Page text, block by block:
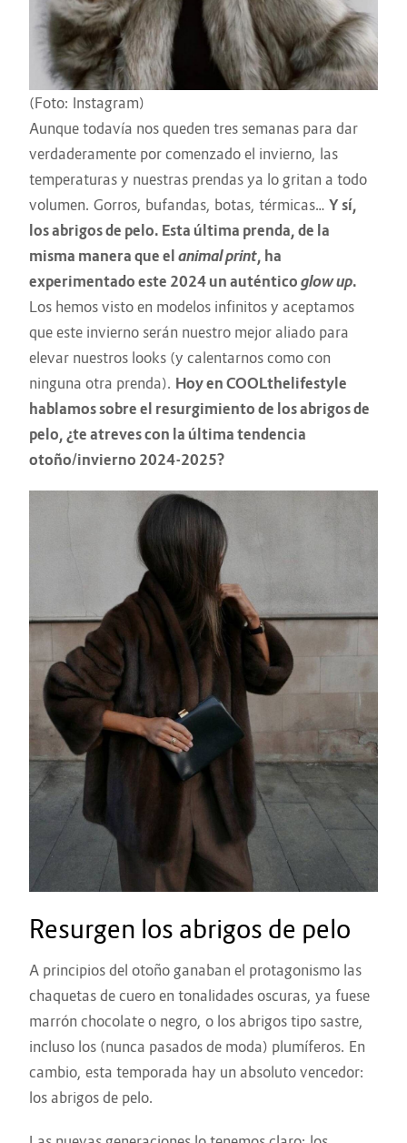
(Foto: Instagram)
Aunque todavía nos queden tres semanas para dar
verdaderamente por comenzado el invierno, las
temperaturas y nuestras prendas ya lo gritan a todo
volumen. Gorros, bufandas, botas, térmicas… Y sí,
los abrigos de pelo. Esta última prenda, de la
misma manera que el animal print, ha
experimentado este 2024 un auténtico glow up.
Los hemos visto en modelos infinitos y aceptamos
que este invierno serán nuestro mejor aliado para
elevar nuestros looks (y calentarnos como con
ninguna otra prenda). Hoy en COOLthelifestyle
hablamos sobre el resurgimiento de los abrigos de
pelo, ¿te atreves con la última tendencia
otoño/invierno 2024-2025?
Resurgen los abrigos de pelo
A principios del otoño ganaban el protagonismo las
chaquetas de cuero en tonalidades oscuras, ya fuese
marrón chocolate o negro, o los abrigos tipo sastre,
incluso los (nunca pasados de moda) plumíferos. En
cambio, esta temporada hay un absoluto vencedor:
los abrigos de pelo.